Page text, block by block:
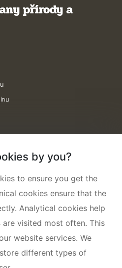
přírody a
by you?
to ensure you get the
cookies ensure that the
Analytical cookies help
are visited most often. This
website services. We
different types of